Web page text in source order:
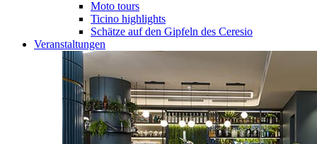
Moto tours
Ticino highlights
Schätze auf den Gipfeln des Ceresio
Veranstaltungen